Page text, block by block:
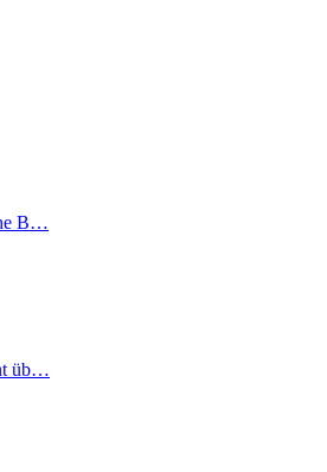
B…
üb…